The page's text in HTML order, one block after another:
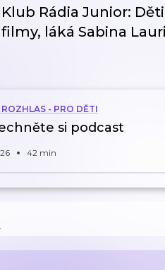
Klub Rádia Junior:
filmy, láká Sabina
ROZHLAS - PRO DĚTI
si podcast
42 min